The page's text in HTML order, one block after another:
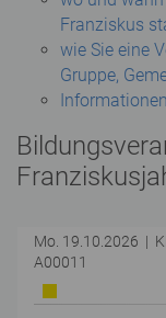
Franziskus
wie Sie eine
Gruppe,
Mo. 19.10.2026 |
A00011